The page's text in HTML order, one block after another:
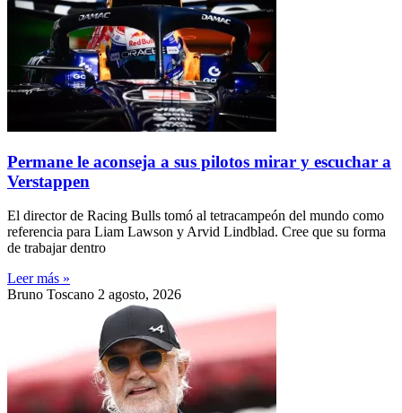
Permane le aconseja a sus pilotos mirar y escuchar a
Verstappen
El director de Racing Bulls tomó al tetracampeón del mundo como
referencia para Liam Lawson y Arvid Lindblad. Cree que su forma
de trabajar dentro
Leer más »
Bruno Toscano 2 agosto, 2026